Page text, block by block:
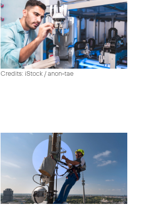
Credits: iStock / anon-tae